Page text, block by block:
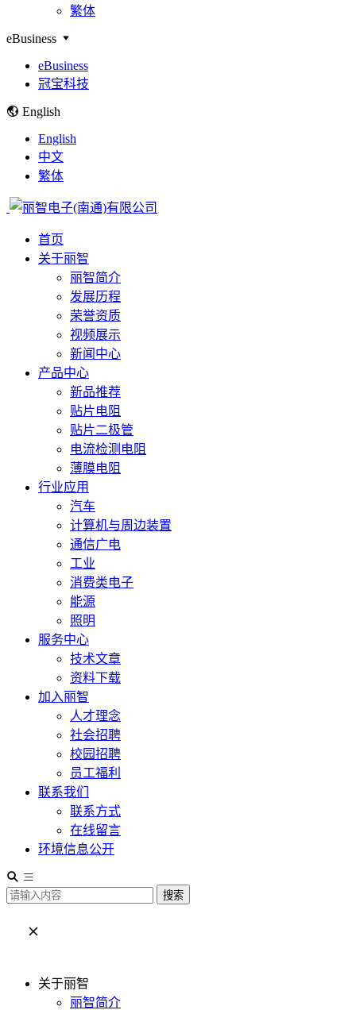
繁体
eBusiness
eBusiness
冠宝科技
English
English
中文
繁体
首页
关于丽智
丽智简介
发展历程
荣誉资质
视频展示
新闻中心
产品中心
新品推荐
贴片电阻
贴片二极管
电流检测电阻
薄膜电阻
行业应用
汽车
计算机与周边装置
通信广电
工业
消费类电子
能源
照明
服务中心
技术文章
资料下载
加入丽智
人才理念
社会招聘
校园招聘
员工福利
联系我们
联系方式
在线留言
环境信息公开
搜索
关于丽智
丽智简介